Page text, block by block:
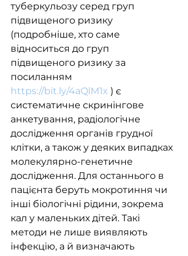
туберкульозу серед груп
підвищеного ризику
(подробніше, хто саме
відноситься до груп
підвищеного ризику за
посиланням
https://bit.ly/4aQlM1x ) є
систематичне скринінгове
анкетування, радіологічне
дослідження органів грудної
клітки, а також у деяких випадках
молекулярно-генетичне
дослідження. Для останнього в
пацієнта беруть мокротиння чи
інші біологічні рідини, зокрема
кал у маленьких дітей. Такі
методи не лише виявляють
інфекцію, а й визначають